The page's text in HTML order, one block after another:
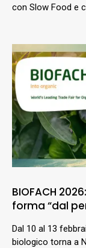
con Slow Food e
BIOFACH
forma “dal
Dal 10 al 13
biologico torna a